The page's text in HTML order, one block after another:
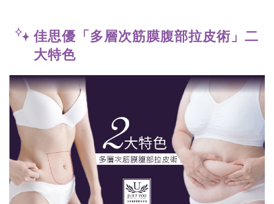
佳思優「多層次筋膜腹部拉皮術」二
大特色